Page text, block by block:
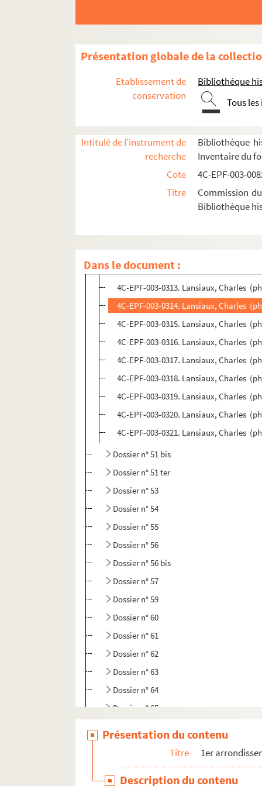
Présentation globale de la
Etablissement de
conservation
Bibliothèque
Tous
Intitulé de l'instrument de
recherche
Bibliothèque
Inventaire du
Cote
4C-EPF-003-
Titre
Commission
Bibliothèque
Dans le document :
Dossier n° 43 bis
Dossier n° 44
Dossier n° 44 bis
Dossier n° 44 ter
Dossier n° 45 bis
Dossier n° 46
Dossier n° 51
4C-EPF-003-0312. Lansiaux, Charles
4C-EPF-003-0313. Lansiaux, Charles
4C-EPF-003-0314. Lansiaux, Charles
4C-EPF-003-0315. Lansiaux, Charles
4C-EPF-003-0316. Lansiaux, Charles
4C-EPF-003-0317. Lansiaux, Charles
4C-EPF-003-0318. Lansiaux, Charles
4C-EPF-003-0319. Lansiaux, Charles
4C-EPF-003-0320. Lansiaux, Charles
4C-EPF-003-0321. Lansiaux, Charles
Dossier n° 51 bis
Dossier n° 51 ter
Dossier n° 53
Dossier n° 54
Dossier n° 55
Dossier n° 56
Dossier n° 56 bis
Dossier n° 57
Dossier n° 59
Dossier n° 60
Dossier n° 61
Dossier n° 62
Dossier n° 63
Dossier n° 64
Dossier n° 65
Dossier n° 69
Présentation du contenu
Titre 1er
Description du contenu